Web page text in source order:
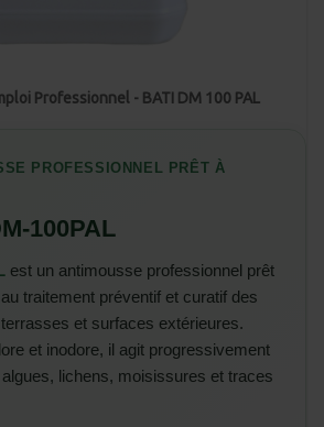
Professionnel - BATI DM 100 PAL
PROFESSIONNEL PRÊT À
100PAL
est un antimousse professionnel prêt
traitement préventif et curatif des
et surfaces extérieures.
et inodore, il agit progressivement
lichens, moisissures et traces